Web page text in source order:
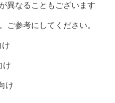
異なることもございます
ご参考にしてください。
け